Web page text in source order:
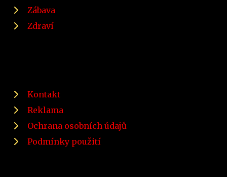
Zábava
Zdraví
Kontakt
Reklama
Ochrana osobních údajů
Podmínky použití